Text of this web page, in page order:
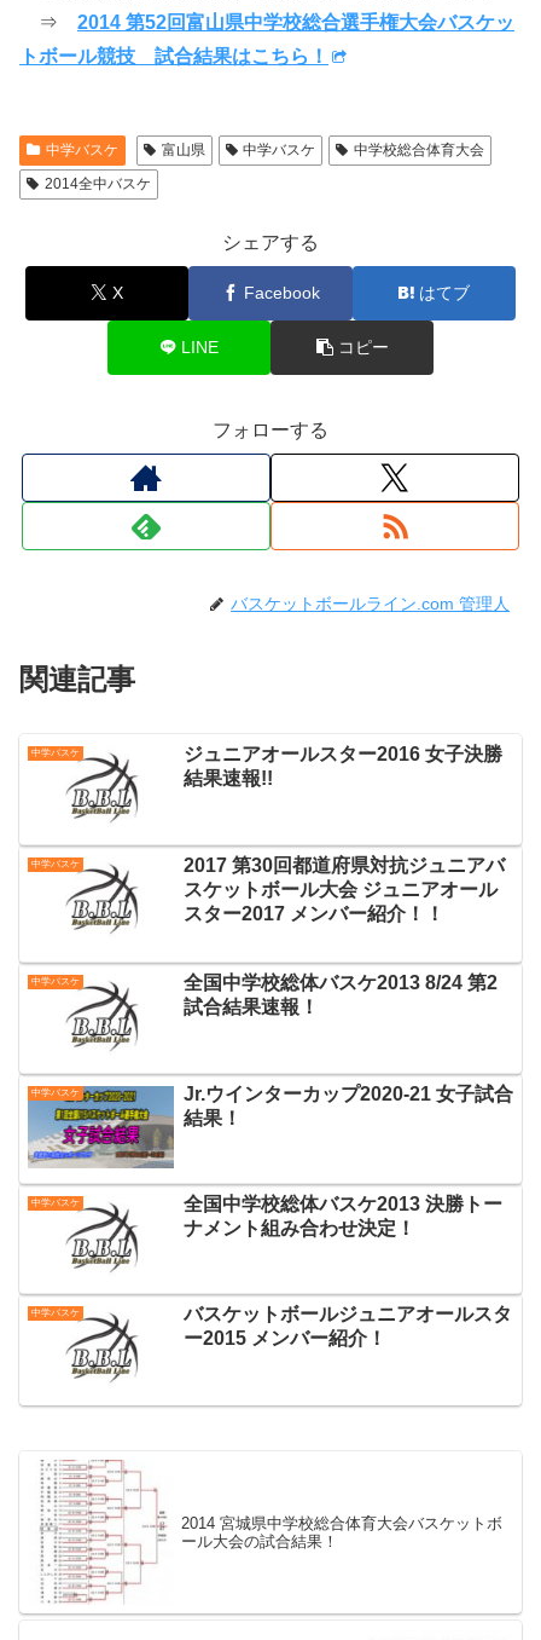
⇒ 2014 第52回富山県中学校総合選手権大会バスケッ
トボール競技 試合結果はこちら！
中学バスケ 富山県 中学バスケ
中学校総合体育大会
2014全中バスケ
シェアする
X Facebook はてブ
LINE コピー
フォローする
バスケットボールライン.com 管理人
関連記事
中学バスケ
ジュニアオールスター2016 女子決勝
結果速報!!
中学バスケ
2017 第30回都道府県対抗ジュニアバ
スケットボール大会 ジュニアオール
スター2017 メンバー紹介！！
中学バスケ
全国中学校総体バスケ2013 8/24 第2
試合結果速報！
中学バスケ
Jr.ウインターカップ2020-21 女子試合
結果！
中学バスケ
全国中学校総体バスケ2013 決勝トー
ナメント組み合わせ決定！
中学バスケ
バスケットボールジュニアオールスタ
ー2015 メンバー紹介！
2014 宮城県中学校総合体育大会バスケットボ
ール大会の試合結果！